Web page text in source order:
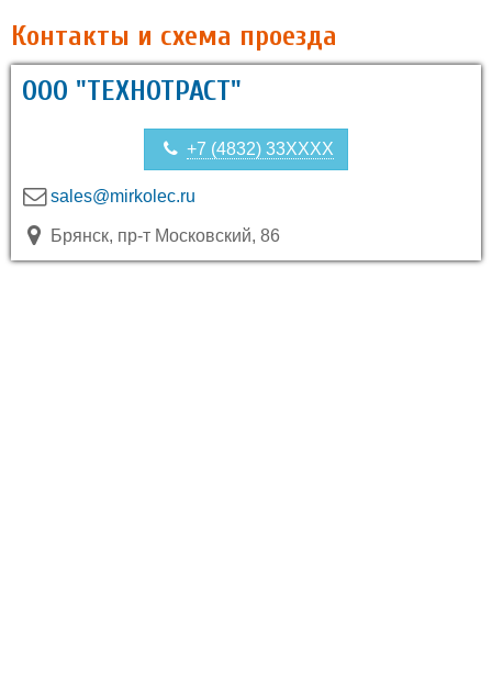
Контакты и схема проезда
ООО "ТЕХНОТРАСТ"
+7 (4832) 33XXXX
sales@mirkolec.ru
Брянск, пр-т Московский, 86